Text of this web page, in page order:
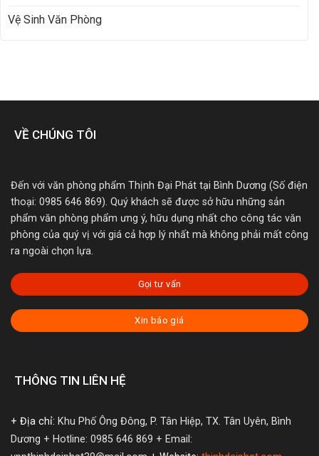
Vệ Sinh Văn Phòng
VỀ CHÚNG TÔI
Đến với văn phòng phẩm Thịnh Đại Phát tại Bình Dương (Số điện
thoại: 0985 646 869). Quý khách sẽ được sở hữu những sản
phẩm văn phòng phẩm ưng ý, hữu dụng nhất cho công tác văn
phòng của quý vị với giá cả hợp lý nhất mà không phải mất công
ra ngoài chọn lựa.
Gọi tư vấn
Xin báo giá
THÔNG TIN LIÊN HỆ
+ Địa chỉ: Khu Phố Ông Đông, P. Tân Hiệp, TX. Tân Uyên, Bình
Dương + Hotline: 0985 646 869 + Email: